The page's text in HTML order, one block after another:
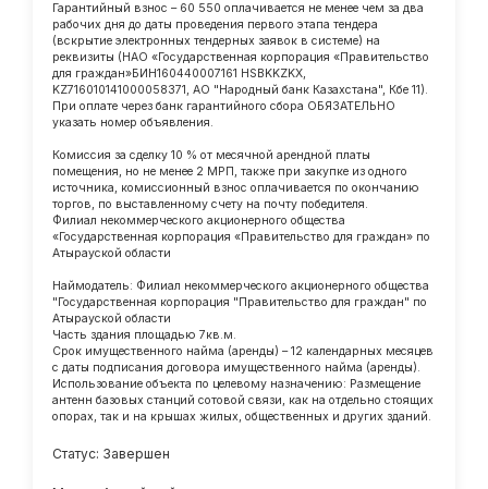
Гарантийный взнос – 60 550 оплачивается не менее чем за два
рабочих дня до даты проведения первого этапа тендера
(вскрытие электронных тендерных заявок в системе) на
реквизиты (НАО «Государственная корпорация «Правительство
для граждан»БИН160440007161 HSBKKZKX,
KZ716010141000058371, АО "Народный банк Казахстана", Кбе 11).
При оплате через банк гарантийного сбора ОБЯЗАТЕЛЬНО
указать номер объявления.
Комиссия за сделку 10 % от месячной арендной платы
помещения, но не менее 2 МРП, также при закупке из одного
источника, комиссионный взнос оплачивается по окончанию
торгов, по выставленному счету на почту победителя.
Филиал некоммерческого акционерного общества
«Государственная корпорация «Правительство для граждан» по
Атырауской области
Наймодатель: Филиал некоммерческого акционерного общества
"Государственная корпорация "Правительство для граждан" по
Атырауской области
Часть здания площадью 7кв.м.
Срок имущественного найма (аренды) – 12 календарных месяцев
с даты подписания договора имущественного найма (аренды).
Использование объекта по целевому назначению: Размещение
антенн базовых станций сотовой связи, как на отдельно стоящих
опорах, так и на крышах жилых, общественных и других зданий.
Статус: Завершен